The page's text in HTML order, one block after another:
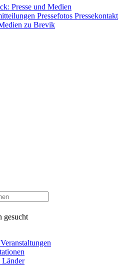
Presse und Medien
Pressefotos Pressekontakt
zu Brevik
gesucht
Länder